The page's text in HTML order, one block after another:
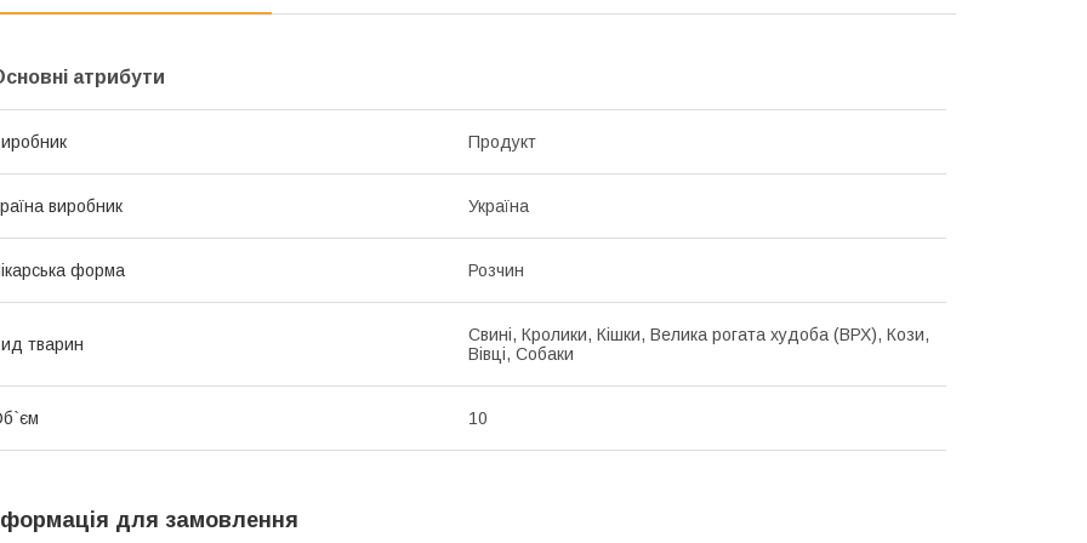
атрибути
Продукт
виробник Україна
форма Розчин
тварин
Свині, Кролики, Кішки, Велика рогата худоба (ВРХ), Кози,
Вівці, Собаки
10
для замовлення